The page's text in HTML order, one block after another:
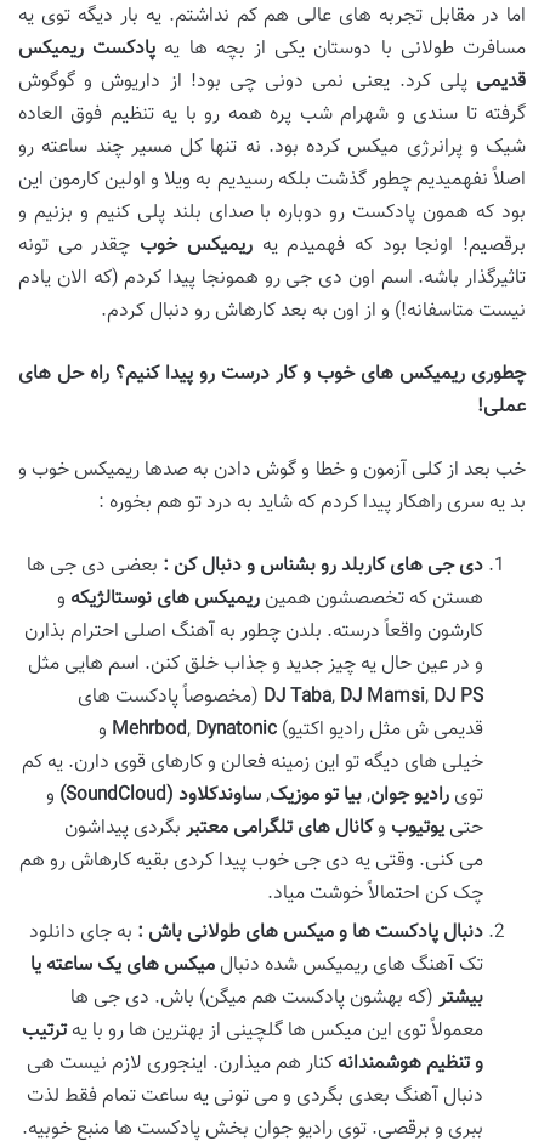
اما در مقابل تجربه های عالی هم کم نداشتم. یه بار دیگه توی یه
مسافرت طولانی با دوستان یکی از بچه ها یه پادکست ریمیکس
قدیمی پلی کرد. یعنی نمی دونی چی بود! از داریوش و گوگوش
گرفته تا سندی و شهرام شب پره همه رو با یه تنظیم فوق العاده
شیک و پرانرژی میکس کرده بود. نه تنها کل مسیر چند ساعته رو
اصلاً نفهمیدیم چطور گذشت بلکه رسیدیم به ویلا و اولین کارمون این
بود که همون پادکست رو دوباره با صدای بلند پلی کنیم و بزنیم و
برقصیم! اونجا بود که فهمیدم یهریمیکس خوب چقدر می تونه
تاثیرگذار باشه. اسم اون دی جی رو همونجا پیدا کردم (که الان یادم
نیست متاسفانه!) و از اون به بعد کارهاش رو دنبال کردم.
چطوری ریمیکس های خوب و کار درست رو پیدا کنیم؟ راه حل های
عملی!
خب بعد از کلی آزمون و خطا و گوش دادن به صدها ریمیکس خوب و
بد یه سری راهکار پیدا کردم که شاید به درد تو هم بخوره :
دی جی های کاربلد رو بشناس و دنبال کن : بعضی دی جی ها
هستن که تخصصشون همین ریمیکس های نوستالژیکه و
کارشون واقعاً درسته. بلدن چطور به آهنگ اصلی احترام بذارن
و در عین حال یه چیز جدید و جذاب خلق کنن. اسم هایی مثل
DJTaba, DJ Mamsi, DJ PS
(مخصوصاً پادکست های
قدیمی ش مثل رادیو اکتیو)
Mehrbod, Dynatonic
و
خیلی های دیگه تو این زمینه فعالن و کارهای قوی دارن. یه کم
توی رادیو جوان,بیا تو موزیک,ساوندکلاود (SoundCloud)
و
حتی یوتیوب وکانال های تلگرامی معتبر بگردی پیداشون
می کنی. وقتی یه دی جی خوب پیدا کردی بقیه کارهاش رو هم
چک کن احتمالاً خوشت میاد.
دنبال پادکست ها و میکس های طولانی باش : به جای دانلود
تک آهنگ های ریمیکس شده دنبال میکس های یک ساعته یا
بیشتر (که بهشون پادکست هم میگن) باش. دی جی ها
معمولاً توی این میکس ها گلچینی از بهترین ها رو با یهترتیب
و تنظیم هوشمندانه کنار هم میذارن. اینجوری لازم نیست هی
دنبال آهنگ بعدی بگردی و می تونی یه ساعت تمام فقط لذت
ببری و برقصی. توی رادیو جوان بخش پادکست ها منبع خوبیه.